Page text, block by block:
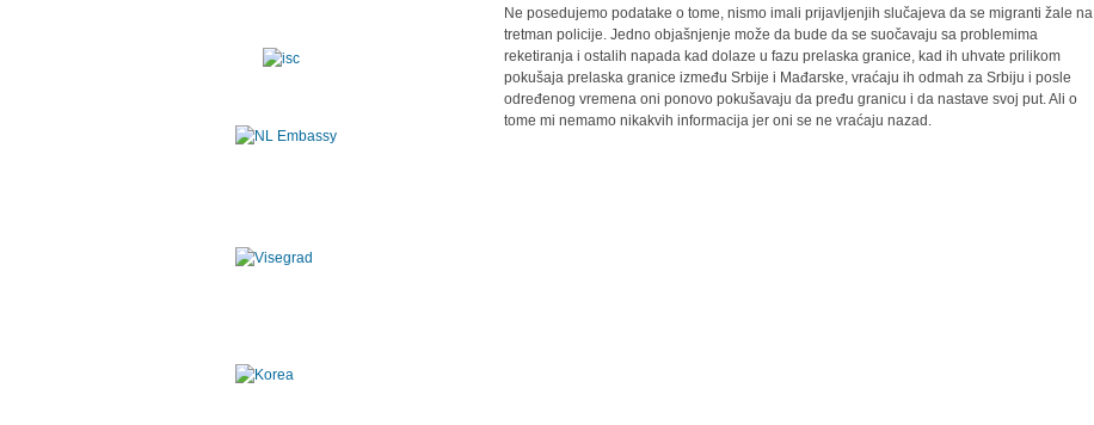
Ne posedujemo podatake o tome, nismo imali prijavljenjih slučajeva da se migranti žale na
tretman policije. Jedno objašnjenje može da bude da se suočavaju sa problemima
reketiranja i ostalih napada kad dolaze u fazu prelaska granice, kad ih uhvate prilikom
pokušaja prelaska granice između Srbije i Mađarske, vraćaju ih odmah za Srbiju i posle
određenog vremena oni ponovo pokušavaju da pređu granicu i da nastave svoj put. Ali o
tome mi nemamo nikakvih informacija jer oni se ne vraćaju nazad.